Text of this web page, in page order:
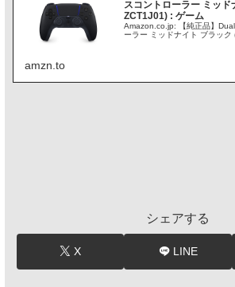
スコントローラー ミッド
ZCT1J01) : ゲーム
Amazon.co.jp: 【純正品】
ーラー ミッドナイト ブラック
amzn.to
シェアする
X LINE